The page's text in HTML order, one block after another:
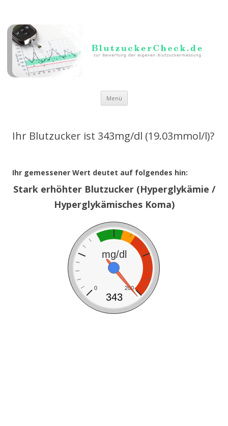
Menü Zum Inhalt springen
Ihr Blutzucker ist 343mg/dl (19.03mmol/l)?
Ihr gemessener Wert deutet auf folgendes hin:
Stark erhöhter Blutzucker (Hyperglykämie /
Hyperglykämisches Koma)
mg/dl
0 200
343